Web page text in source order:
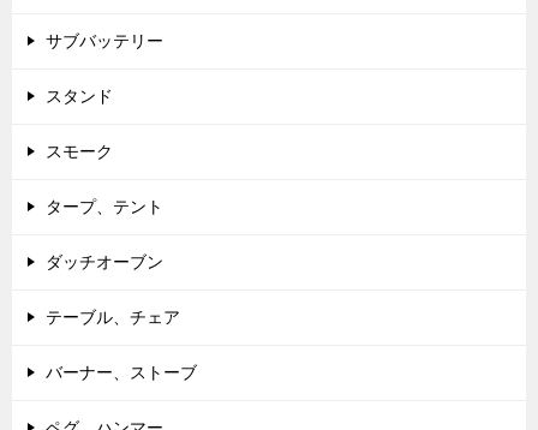
サブバッテリー
スタンド
スモーク
タープ、テント
ダッチオーブン
テーブル、チェア
バーナー、ストーブ